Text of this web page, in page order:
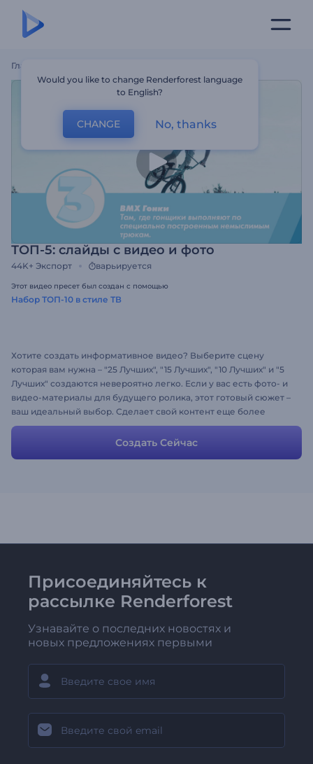
Главная
ТОП-5: слайды с видео и фото
44K+ Экспорт варьируется
Этот видео пресет был создан с помощью
Набор ТОП-10 в стиле ТВ
Хотите создать информативное видео? Выберите сцену
которая вам нужна – "25 Лучших", "15 Лучших", "10 Лучших" и "5
Лучших" создаются невероятно легко. Если у вас есть фото- и
видео-материалы для будущего ролика, этот готовый cюжет –
ваш идеальный выбор. Сделает свой контент еще более
привлекательным. Начните создание своего
профессионального рейтинга прямо сейчас!
Создать Сейчас
Присоединяйтесь к
рассылке Renderforest
Узнавайте о последних новостях и
новых предложениях первыми
Would you like to change Renderforest language
to English?
CHANGE No, thanks